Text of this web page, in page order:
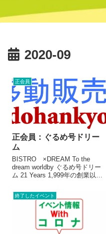
2020-09
正会員
正会員：ぐるめ号ドリー
ム
BISTRO ×DREAM To the
dream worldby ぐるめ号ドリー
ム 21 Years 1,999年の創業以
て最高のサービスを提供。 移動
販売車ぐるめ号ドリーム 栃木・
茨城全域対応！ 【取扱品目...
終了したイベント